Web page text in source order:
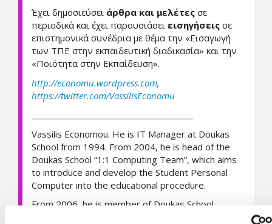
Έχει δημοσιεύσει άρθρα και μελέτες σε
περιοδικά και έχει παρουσιάσει εισηγήσεις σε
επιστημονικά συνέδρια με θέμα την «Εισαγωγή
των ΤΠΕ στην εκπαιδευτική διαδικασία» και την
«Ποιότητα στην Εκπαίδευση».
http://economu.wordpress.com,
https://twitter.com/VassilisEconomu
Vassilis Economou. He is IT Manager at Doukas
School from 1994. From 2004, he is head of the
Doukas School “1:1 Computing Team”, which aims
to introduce and develop the Student Personal
Computer into the educational procedure.
From 2006, he is member of Doukas School